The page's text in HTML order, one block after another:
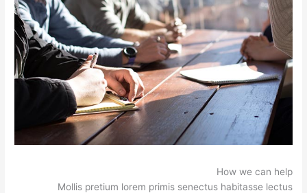
How we can help
Mollis pretium lorem primis senectus habitasse lectus